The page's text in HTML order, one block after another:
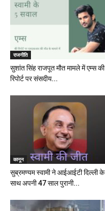
राजनीति
सुशांत सिंह राजपूत मौत मामले में एम्स की
रिपोर्ट पर संसदीय...
कानून
सुब्रमण्यम स्वामी ने आईआईटी दिल्ली के
साथ अपनी 47 साल पुरानी...